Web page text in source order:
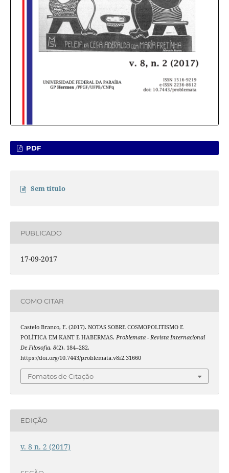
PDF
Sem título
PUBLICADO
17-09-2017
COMO CITAR
Castelo Branco, F. (2017). NOTAS SOBRE COSMOPOLITISMO E
POLÍTICA EM KANT E HABERMAS. Problemata - Revista Internacional
De Filosofia, 8(2), 184–282.
https://doi.org/10.7443/problemata.v8i2.31660
Fomatos de Citação
EDIÇÃO
v. 8 n. 2 (2017)